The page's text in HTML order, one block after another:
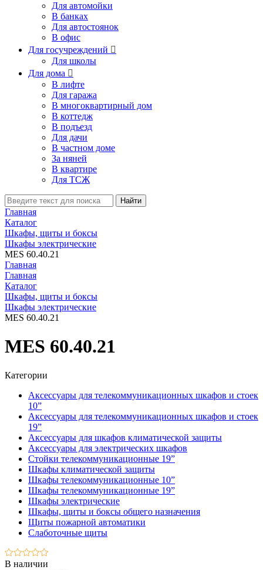
Для автомойки
В банках
Для автостоянок
В офис
Для госучреждений 
Для школы
Для дома 
В лифте
Для гаража
В многоквартирный дом
В коттедж
В подъезд
Для дачи
В частном доме
За няней
В квартире
Для ТСЖ
Найти
Главная
Каталог
Шкафы, щиты и боксы
Шкафы электрические
MES 60.40.21
Главная
Главная
Каталог
Шкафы, щиты и боксы
Шкафы электрические
MES 60.40.21
MES 60.40.21
Категории
Аксессуары для телекоммуникационных шкафов и стоек
10”
Аксессуары для телекоммуникационных шкафов и стоек
19”
Аксессуары для шкафов климатической защиты
Аксессуары для электрических шкафов
Стойки телекоммуникационные 19”
Шкафы климатической защиты
Шкафы телекоммуникационные 10”
Шкафы телекоммуникационные 19”
Шкафы электрические
Шкафы, щиты и боксы общего назначения
Щиты пожарной автоматики
Слаботочные щиты
В наличии